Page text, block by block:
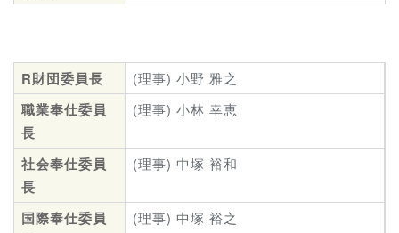
R財団委員長 (理事) 小野 雅之
職業奉仕委員
長
(理事) 小林 幸恵
社会奉仕委員
長
(理事) 中塚 裕和
国際奉仕委員
(理事) 中塚 裕之